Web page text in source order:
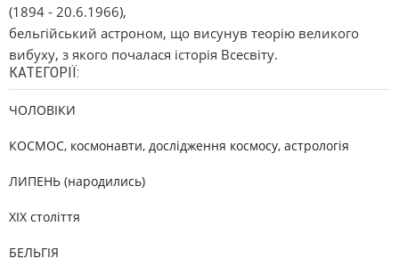
(1894 - 20.6.1966),
бельгійський астроном, що висунув теорію великого
вибуху, з якого почалася історія Всесвіту.
КАТЕГОРІЇ:
ЧОЛОВІКИ
КОСМОС, космонавти, дослідження космосу, астрологія
ЛИПЕНЬ (народились)
XIX століття
БЕЛЬГІЯ